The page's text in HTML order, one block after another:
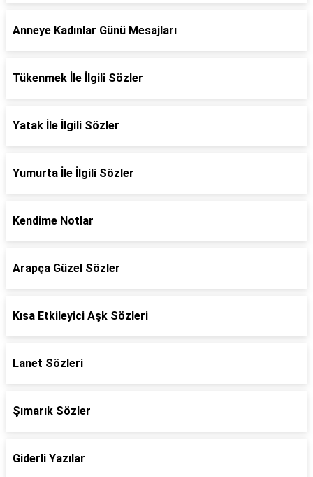
Anneye Kadınlar Günü Mesajları
Tükenmek İle İlgili Sözler
Yatak İle İlgili Sözler
Yumurta İle İlgili Sözler
Kendime Notlar
Arapça Güzel Sözler
Kısa Etkileyici Aşk Sözleri
Lanet Sözleri
Şımarık Sözler
Giderli Yazılar